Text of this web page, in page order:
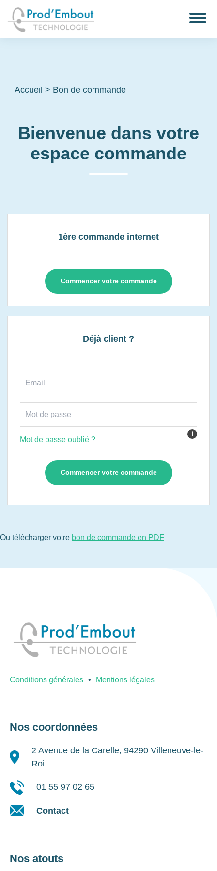
Accueil > Bon de commande
Bienvenue dans votre
espace commande
1ère commande internet
Commencer votre commande
Déjà client ?
i
Mot de passe oublié ?
Ou télécharger votre bon de commande en PDF
Conditions générales Mentions légales
Nos coordonnées
2 Avenue de la Carelle, 94290 Villeneuve-le-
Roi
01 55 97 02 65
Contact
Nos atouts